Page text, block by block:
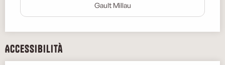
Gault Millau
Accessibilità